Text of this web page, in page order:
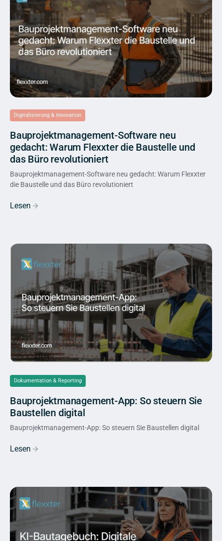
Digitalisierung & Innovation
Bauprojektmanagement-Software neu
gedacht: Warum Flexxter die Baustelle und
das Büro revolutioniert
Bauprojektmanagement-Software neu gedacht: Warum Flexxter
die Baustelle und das Büro revolutioniert
Lesen
Dokumentation & Reporting
Bauprojektmanagement-App: So steuern Sie
Baustellen digital
Bauprojektmanagement-App: So steuern Sie Baustellen digital
Lesen